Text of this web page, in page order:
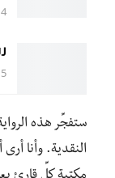
4 نوفمبر 2025
5 أبريل 2024
ستفجِّر هذه
النقدية. وأنا